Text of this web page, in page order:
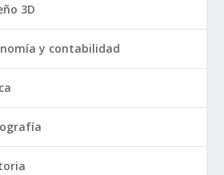
3D
y contabilidad